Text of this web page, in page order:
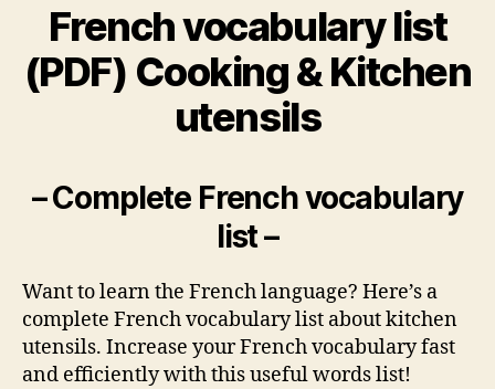
French vocabulary list
(PDF) Cooking & Kitchen
utensils
– Complete French vocabulary
list –
Want to learn the French language? Here’s a
complete French vocabulary list about kitchen
utensils. Increase your French vocabulary fast
and efficiently with this useful words list!